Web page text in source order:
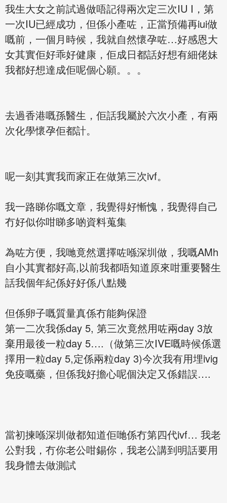
我生大女之前試過做唔記得兩次定三次IU I，第
一次IU已經成功，但係小產咗，正當預備再iui做
嘅前，一個月時候，我就自然懷孕咗…好感恩大
女其實佢好乖好健康，佢成日都話好想有細佬妹
我都好想達成佢呢個心願。。。
去過香港嘅孫醫生，佢話我屬於六次小產，有兩
次化學懷孕佢都計。
呢一刻其實我而家正在做第三次ivf。
我一路睇你嘅文章，我覺得好慚愧，我覺得自己
冇好似你咁睇多啲資料蒐集
為咗方便，我哋竟然選擇咗喺深圳做，我嘅AMh
自小其實都好高,以前我都唔知道原來咁重要醫生
話我個年紀係好好係八點幾
但係卵子嘅質量真係冇能夠保證
第一二次我係day 5, 第三次竟然用咗兩day 3放
棄用最後一粒day 5….（做第三次IVE嘅時候係選
擇用一粒day 5,定係兩粒day 3)今次我有用埋ivig
免疫嘅藥，但係我好擔心呢個決定又係錯誤….
當初揀喺深圳做都知道佢哋係冇第四代ivf… 我老
公對我，冇你老公咁錫你，我老公講到明話要用
我身體去做測試